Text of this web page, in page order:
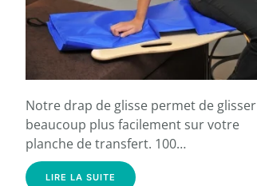
Notre drap de glisse permet de glisser
beaucoup plus facilement sur votre
planche de transfert. 100…
LIRE LA SUITE